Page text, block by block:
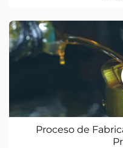
Proceso de